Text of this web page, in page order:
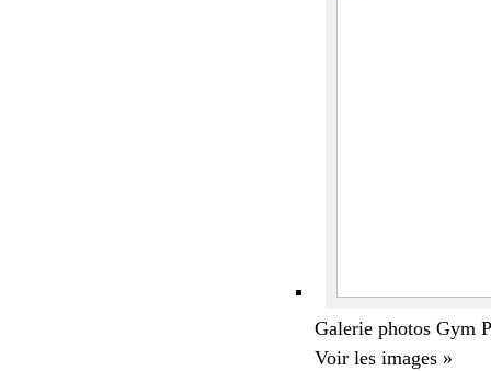
Galerie photos Gym
Voir les images »